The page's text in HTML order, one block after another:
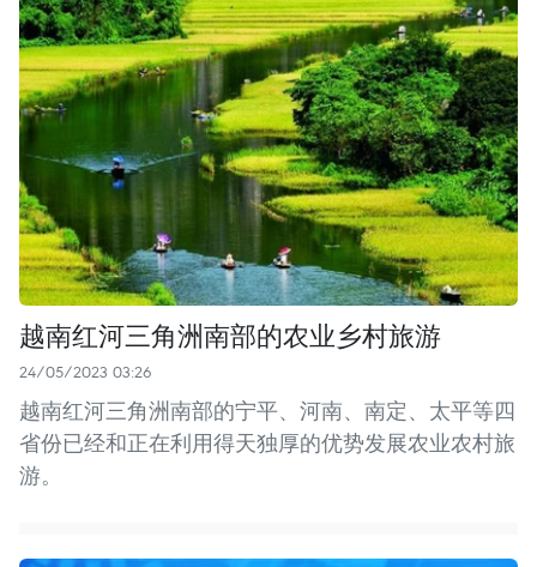
越南红河三角洲南部的农业乡村旅游
24/05/2023 03:26
越南红河三角洲南部的宁平、河南、南定、太平等四
省份已经和正在利用得天独厚的优势发展农业农村旅
游。